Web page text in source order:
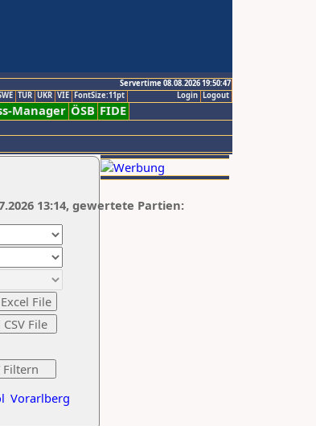
Servertime 08.08.2026 19:50:47
Logout
Login
TUR UKR VIE FontSize:11pt
Manager ÖSB FIDE
Vorarlberg
13:14, gewertete Partien: